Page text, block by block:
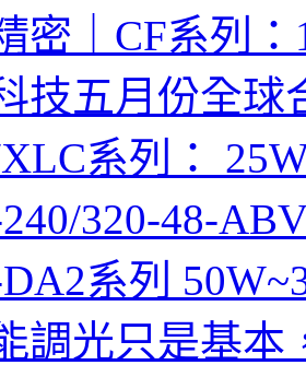
密｜CF系列：
技五月份全球
系列：
320-48-
系列
調光只是基本